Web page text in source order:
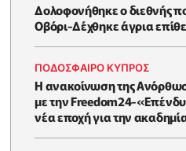
Δολοφονήθηκε o διεθνής
Οβόρι-Δέχθηκε άγρια
ΠΟΔΟΣΦΑΙΡΟ ΚΥΠΡΟΣ
H ανακοίνωση της
με την Freedom24-
νέα εποχή για την